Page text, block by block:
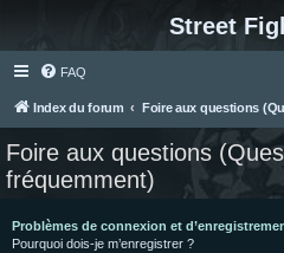
Street
FAQ
Index du forum Foire aux questions
Foire aux questions
fréquemment)
Problèmes de connexion et
Pourquoi dois-je m’enregistrer ?